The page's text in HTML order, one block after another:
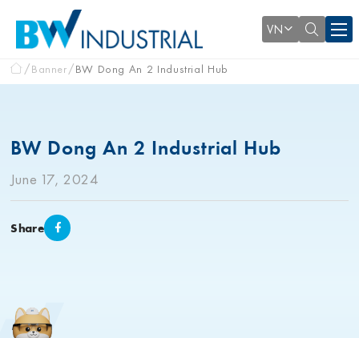
VN
Banner BW Dong An 2 Industrial Hub
BW Dong An 2 Industrial Hub
June 17, 2024
Share